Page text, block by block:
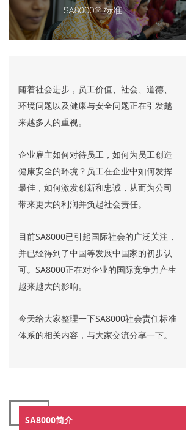
随着社会进步，员工价值、社会、道德、
环境问题以及健康与安全问题正在引发越
来越多人的重视。
企业雇主如何对待员工，如何为员工创造
健康安全的环境？员工在企业中如何发挥
最佳，如何激发创新和忠诚，从而为公司
带来更大的利润并负起社会责任。
目前SA8000已引起国际社会的广泛关注，
并已经得到了中国等发展中国家的初步认
可。SA8000正在对企业的国际竞争力产生
越来越大的影响。
今天给大家整理一下SA8000社会责任标准
体系的相关内容，与大家交流分享一下。
SA8000简介